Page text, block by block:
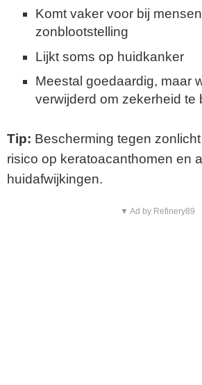
Komt vaker voor bij
zonblootstelling
Lijkt soms op huidkanker
Meestal goedaardig, maar
verwijderd om zekerheid te
Tip: Bescherming tegen
risico op keratoacanthomen en
huidafwijkingen.
▼ Ad by Refinery89